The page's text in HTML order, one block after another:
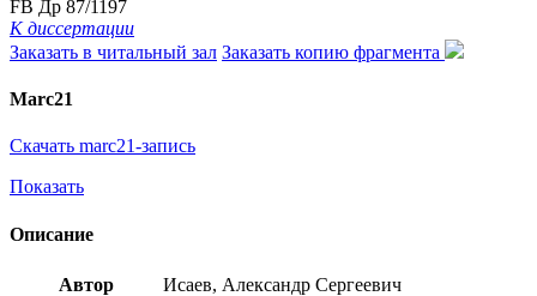
FB Др 87/1197
К диссертации
Заказать в читальный зал Заказать копию фрагмента
Marc21
Скачать marc21-запись
Показать
Описание
Автор Исаев, Александр Сергеевич